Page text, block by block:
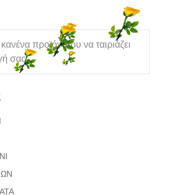
προϊόν που να ταιριάζει
σας.